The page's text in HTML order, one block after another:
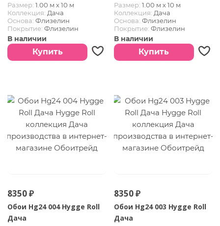
Размер: 1.00 м х 10 м
Коллекция: Дача
Основа: Флизелин
Покрытие: Флизелин
В наличии
Купить
Размер: 1.00 м х 10 м
Коллекция: Дача
Основа: Флизелин
Покрытие: Флизелин
В наличии
Купить
8350 ₽
Обои Hg24 004 Hygge Roll
Дача
8350 ₽
Обои Hg24 003 Hygge Roll
Дача